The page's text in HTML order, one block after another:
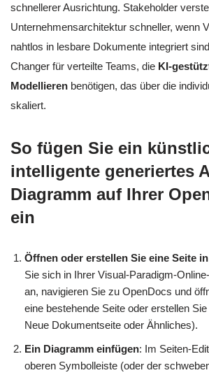
schnellerer Ausrichtung. Stakeholder
Unternehmensarchitektur schneller, wenn
nahtlos in lesbare Dokumente integriert
Changer für verteilte Teams, die KI-
Modellieren benötigen, das über die
skaliert.
So fügen Sie ein
intelligente generiertes
Diagramm auf Ihrer
ein
Öffnen oder erstellen Sie eine Seite
Sie sich in Ihrer Visual-Paradigm-
an, navigieren Sie zu OpenDocs und
eine bestehende Seite oder erstellen
Neue Dokumentseite oder Ähnliches).
Ein Diagramm einfügen: Im Seiten-
oberen Symbolleiste (oder der